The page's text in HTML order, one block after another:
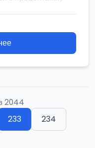
2044
233
234